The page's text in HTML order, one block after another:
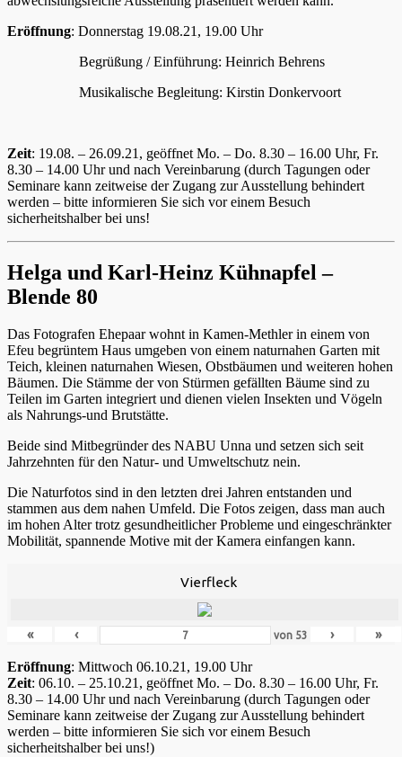
Eröffnung: Donnerstag 19.08.21, 19.00 Uhr
Begrüßung / Einführung: Heinrich Behrens
Musikalische Begleitung: Kirstin Donkervoort
Zeit: 19.08. – 26.09.21, geöffnet Mo. – Do. 8.30 – 16.00 Uhr, Fr.
8.30 – 14.00 Uhr und nach Vereinbarung (durch Tagungen oder
Seminare kann zeitweise der Zugang zur Ausstellung behindert
werden – bitte informieren Sie sich vor einem Besuch
sicherheitshalber bei uns!
Helga und Karl-Heinz Kühnapfel –
Blende 80
Das Fotografen Ehepaar wohnt in Kamen-Methler in einem von
Efeu begrüntem Haus umgeben von einem naturnahen Garten mit
Teich, kleinen naturnahen Wiesen, Obstbäumen und weiteren hohen
Bäumen. Die Stämme der von Stürmen gefällten Bäume sind zu
Teilen im Garten integriert und dienen vielen Insekten und Vögeln
als Nahrungs-und Brutstätte.
Beide sind Mitbegründer des NABU Unna und setzen sich seit
Jahrzehnten für den Natur- und Umweltschutz nein.
Die Naturfotos sind in den letzten drei Jahren entstanden und
stammen aus dem nahen Umfeld. Die Fotos zeigen, dass man auch
im hohen Alter trotz gesundheitlicher Probleme und eingeschränkter
Mobilität, spannende Motive mit der Kamera einfangen kann.
Vierfleck
« ‹ von 53 › »
Eröffnung: Mittwoch 06.10.21, 19.00 Uhr
Zeit: 06.10. – 25.10.21, geöffnet Mo. – Do. 8.30 – 16.00 Uhr, Fr.
8.30 – 14.00 Uhr und nach Vereinbarung (durch Tagungen oder
Seminare kann zeitweise der Zugang zur Ausstellung behindert
werden – bitte informieren Sie sich vor einem Besuch
sicherheitshalber bei uns!)